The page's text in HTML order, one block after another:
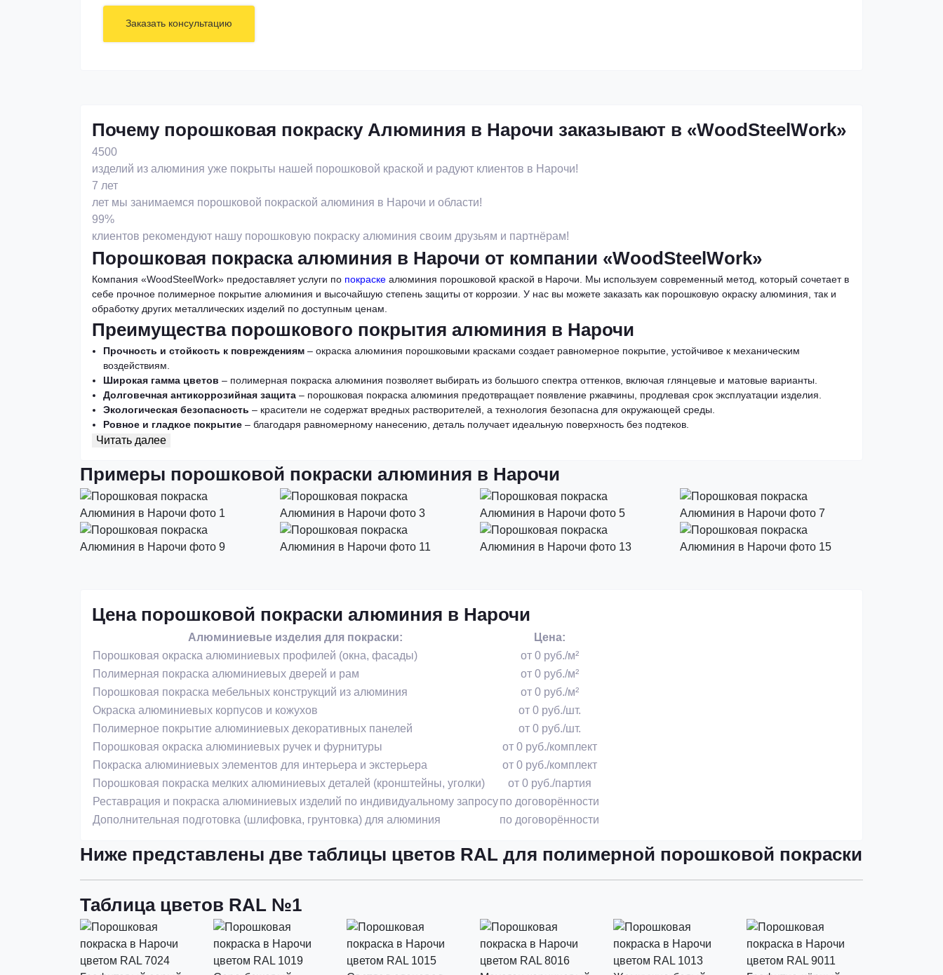
Заказать консультацию
Почему порошковая покраску Алюминия в Нарочи заказывают в «WoodSteelWork»
4500
изделий из алюминия уже покрыты нашей порошковой краской и радуют клиентов в Нарочи!
7 лет
лет мы занимаемся порошковой покраской алюминия в Нарочи и области!
99%
клиентов рекомендуют нашу порошковую покраску алюминия своим друзьям и партнёрам!
Порошковая покраска алюминия в Нарочи от компании «WoodSteelWork»
Компания «WoodSteelWork» предоставляет услуги по покраске алюминия порошковой краской в Нарочи. Мы используем современный метод, который сочетает в
себе прочное полимерное покрытие алюминия и высочайшую степень защиты от коррозии. У нас вы можете заказать как порошковую окраску алюминия, так и
обработку других металлических изделий по доступным ценам.
Преимущества порошкового покрытия алюминия в Нарочи
Прочность и стойкость к повреждениям – окраска алюминия порошковыми красками создает равномерное покрытие, устойчивое к механическим
воздействиям.
Широкая гамма цветов – полимерная покраска алюминия позволяет выбирать из большого спектра оттенков, включая глянцевые и матовые варианты.
Долговечная антикоррозийная защита – порошковая покраска алюминия предотвращает появление ржавчины, продлевая срок эксплуатации изделия.
Экологическая безопасность – красители не содержат вредных растворителей, а технология безопасна для окружающей среды.
Ровное и гладкое покрытие – благодаря равномерному нанесению, деталь получает идеальную поверхность без подтеков.
Читать далее
Примеры порошковой покраски алюминия в Нарочи
Цена порошковой покраски алюминия в Нарочи
Алюминиевые изделия для покраски:
Цена:
Порошковая окраска алюминиевых профилей (окна, фасады)
от 0 руб./м²
Полимерная покраска алюминиевых дверей и рам
от 0 руб./м²
Порошковая покраска мебельных конструкций из алюминия
от 0 руб./м²
Окраска алюминиевых корпусов и кожухов
от 0 руб./шт.
Полимерное покрытие алюминиевых декоративных панелей
от 0 руб./шт.
Порошковая окраска алюминиевых ручек и фурнитуры
от 0 руб./комплект
Покраска алюминиевых элементов для интерьера и экстерьера
от 0 руб./комплект
Порошковая покраска мелких алюминиевых деталей (кронштейны, уголки)
от 0 руб./партия
Реставрация и покраска алюминиевых изделий по индивидуальному запросупо договорённости
Дополнительная подготовка (шлифовка, грунтовка) для алюминия
по договорённости
Ниже представлены две таблицы цветов RAL для полимерной порошковой покраски
Таблица цветов RAL №1